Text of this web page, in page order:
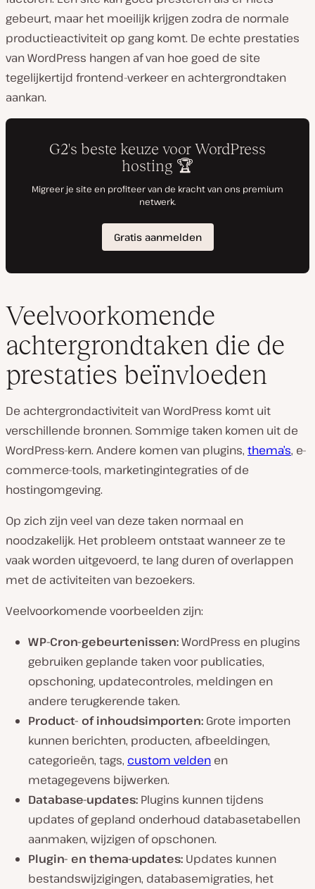
gebeurt, maar het moeilijk krijgen zodra de normale
productieactiviteit op gang komt. De echte prestaties
van WordPress hangen af van hoe goed de site
tegelijkertijd frontend-verkeer en achtergrondtaken
aankan.
Veelvoorkomende
achtergrondtaken die de
prestaties beïnvloeden
De achtergrondactiviteit van WordPress komt uit
verschillende bronnen. Sommige taken komen uit de
WordPress-kern. Andere komen van plugins, thema’s, e-
commerce-tools, marketingintegraties of de
hostingomgeving.
Op zich zijn veel van deze taken normaal en
noodzakelijk. Het probleem ontstaat wanneer ze te
vaak worden uitgevoerd, te lang duren of overlappen
met de activiteiten van bezoekers.
Veelvoorkomende voorbeelden zijn:
WP-Cron-gebeurtenissen:WordPress en plugins
gebruiken geplande taken voor publicaties,
opschoning, updatecontroles, meldingen en
andere terugkerende taken.
Product- of inhoudsimporten: Grote importen
kunnen berichten, producten, afbeeldingen,
categorieën, tags, custom velden en
metagegevens bijwerken.
Database-updates: Plugins kunnen tijdens
updates of gepland onderhoud databasetabellen
aanmaken, wijzigen of opschonen.
Plugin- en thema-updates: Updates kunnen
bestandswijzigingen, databasemigraties, het